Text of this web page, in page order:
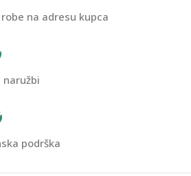
na adresu kupca
naružbi
podrška